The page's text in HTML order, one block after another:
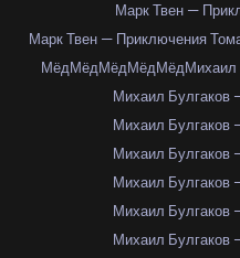
Марк Твен —
Марк Твен — Приключения
МёдМёдМёдМёдМёдМихаил
Михаил Булгаков
Михаил Булгаков
Михаил Булгаков
Михаил Булгаков
Михаил Булгаков
Михаил Булгаков